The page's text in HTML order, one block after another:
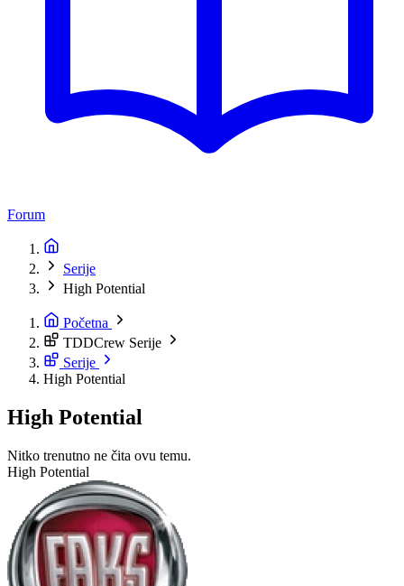
Forum
Serije
High Potential
Početna
TDDCrew Serije
Serije
High Potential
High Potential
Nitko trenutno ne čita ovu temu.
High Potential